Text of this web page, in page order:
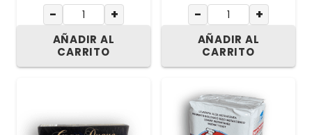
− +
AÑADIR AL
CARRITO
− +
AÑADIR AL
CARRITO